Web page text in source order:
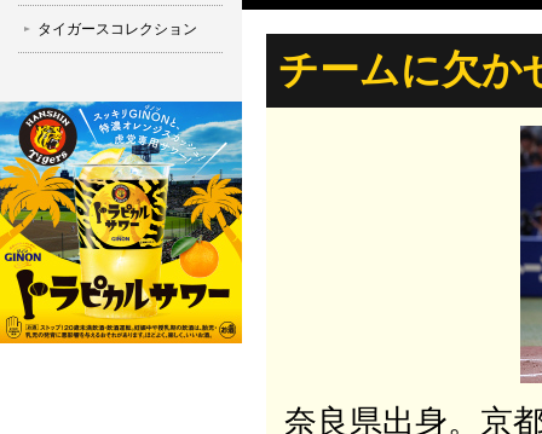
タイガースコレクション
チームに欠か
奈良県出身。京